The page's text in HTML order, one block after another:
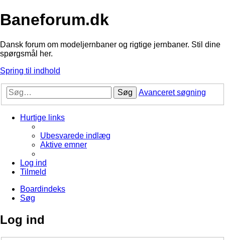
Baneforum.dk
Dansk forum om modeljernbaner og rigtige jernbaner. Stil dine
spørgsmål her.
Spring til indhold
Søg Avanceret søgning
Hurtige links
Ubesvarede indlæg
Aktive emner
Log ind
Tilmeld
Boardindeks
Søg
Log ind